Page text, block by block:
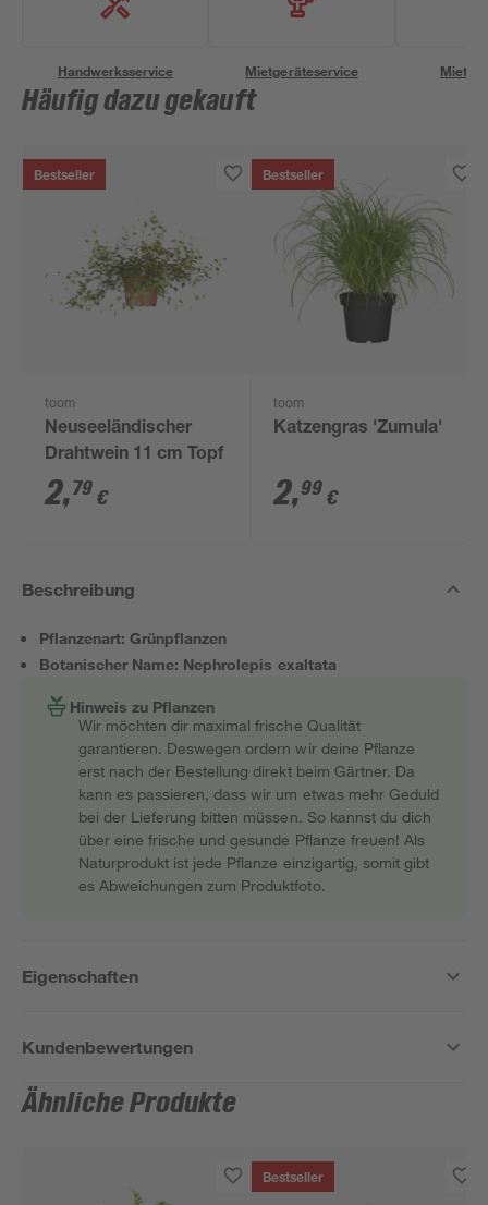
Handwerksservice Mietgeräteservice
Häufig dazu gekauft
Bestseller
toom
Neuseeländischer
Drahtwein 11 cm Topf
2,79 €
Bestseller
toom
Katzengras 'Zumula'
2,99 €
Beschreibung
Pflanzenart: Grünpflanzen
Botanischer Name: Nephrolepis exaltata
Hinweis zu Pflanzen
Wir möchten dir maximal frische Qualität
garantieren. Deswegen ordern wir deine Pflanze
erst nach der Bestellung direkt beim Gärtner. Da
kann es passieren, dass wir um etwas mehr Geduld
bei der Lieferung bitten müssen. So kannst du dich
über eine frische und gesunde Pflanze freuen! Als
Naturprodukt ist jede Pflanze einzigartig, somit gibt
es Abweichungen zum Produktfoto.
Eigenschaften
Kundenbewertungen
Ähnliche Produkte
Bestseller